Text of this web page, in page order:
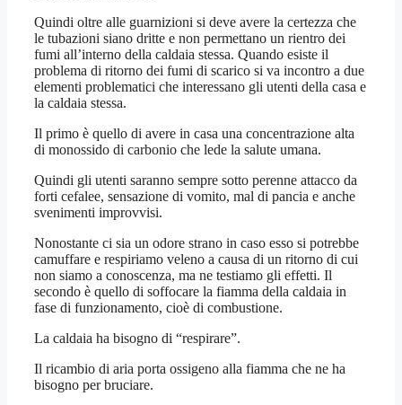
Quindi oltre alle guarnizioni si deve avere la certezza che
le tubazioni siano dritte e non permettano un rientro dei
fumi all’interno della caldaia stessa. Quando esiste il
problema di ritorno dei fumi di scarico si va incontro a due
elementi problematici che interessano gli utenti della casa e
la caldaia stessa.
Il primo è quello di avere in casa una concentrazione alta
di monossido di carbonio che lede la salute umana.
Quindi gli utenti saranno sempre sotto perenne attacco da
forti cefalee, sensazione di vomito, mal di pancia e anche
svenimenti improvvisi.
Nonostante ci sia un odore strano in caso esso si potrebbe
camuffare e respiriamo veleno a causa di un ritorno di cui
non siamo a conoscenza, ma ne testiamo gli effetti. Il
secondo è quello di soffocare la fiamma della caldaia in
fase di funzionamento, cioè di combustione.
La caldaia ha bisogno di “respirare”.
Il ricambio di aria porta ossigeno alla fiamma che ne ha
bisogno per bruciare.